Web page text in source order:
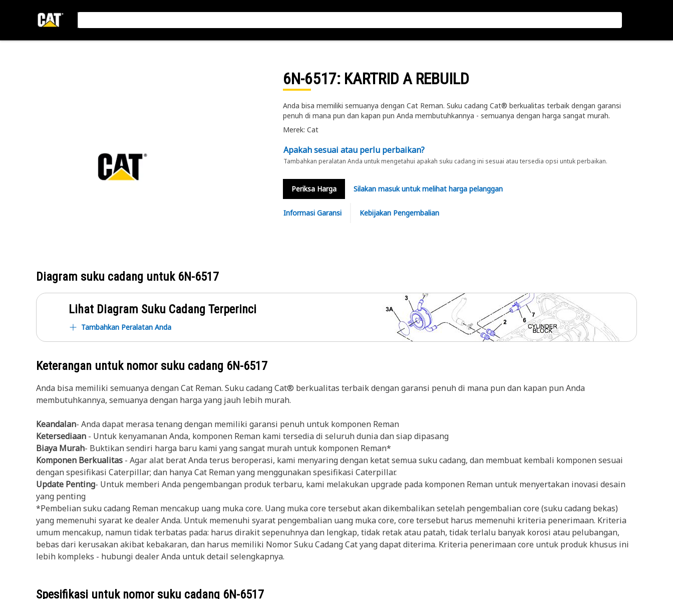
6N-6517: KARTRID A REBUILD
Anda bisa memiliki semuanya dengan Cat Reman. Suku cadang Cat® berkualitas terbaik dengan garansi
penuh di mana pun dan kapan pun Anda membutuhkannya - semuanya dengan harga sangat murah.
Merek: Cat
Apakah sesuai atau perlu perbaikan?
Tambahkan peralatan Anda untuk mengetahui apakah suku cadang ini sesuai atau tersedia opsi untuk perbaikan.
Periksa Harga Silakan masuk untuk melihat harga pelanggan
Informasi Garansi Kebijakan Pengembalian
Diagram suku cadang untuk 6N-6517
Lihat Diagram Suku Cadang Terperinci
Tambahkan Peralatan Anda
Keterangan untuk nomor suku cadang 6N-6517
Anda bisa memiliki semuanya dengan Cat Reman. Suku cadang Cat® berkualitas terbaik dengan garansi penuh di mana pun dan kapan pun Anda
membutuhkannya, semuanya dengan harga yang jauh lebih murah.
Keandalan- Anda dapat merasa tenang dengan memiliki garansi penuh untuk komponen Reman
Ketersediaan - Untuk kenyamanan Anda, komponen Reman kami tersedia di seluruh dunia dan siap dipasang
Biaya Murah- Buktikan sendiri harga baru kami yang sangat murah untuk komponen Reman*
Komponen Berkualitas - Agar alat berat Anda terus beroperasi, kami menyaring dengan ketat semua suku cadang, dan membuat kembali komponen sesuai
dengan spesifikasi Caterpillar; dan hanya Cat Reman yang menggunakan spesifikasi Caterpillar.
Update Penting- Untuk memberi Anda pengembangan produk terbaru, kami melakukan upgrade pada komponen Reman untuk menyertakan inovasi desain
yang penting
*Pembelian suku cadang Reman mencakup uang muka core. Uang muka core tersebut akan dikembalikan setelah pengembalian core (suku cadang bekas)
yang memenuhi syarat ke dealer Anda. Untuk memenuhi syarat pengembalian uang muka core, core tersebut harus memenuhi kriteria penerimaan. Kriteria
umum mencakup, namun tidak terbatas pada: harus dirakit sepenuhnya dan lengkap, tidak retak atau patah, tidak terlalu banyak korosi atau pelubangan,
bebas dari kerusakan akibat kebakaran, dan harus memiliki Nomor Suku Cadang Cat yang dapat diterima. Kriteria penerimaan core untuk produk khusus ini
lebih kompleks - hubungi dealer Anda untuk detail selengkapnya.
Spesifikasi untuk nomor suku cadang 6N-6517